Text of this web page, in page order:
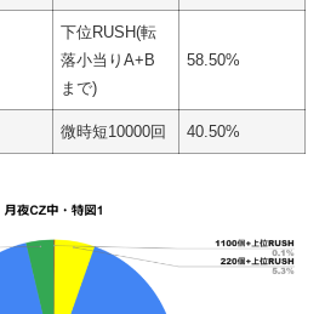
下位RUSH(転
落小当りA+B
まで)
58.50%
微時短10000回 40.50%